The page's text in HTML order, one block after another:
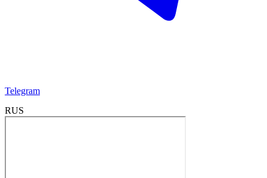
Telegram
RUS